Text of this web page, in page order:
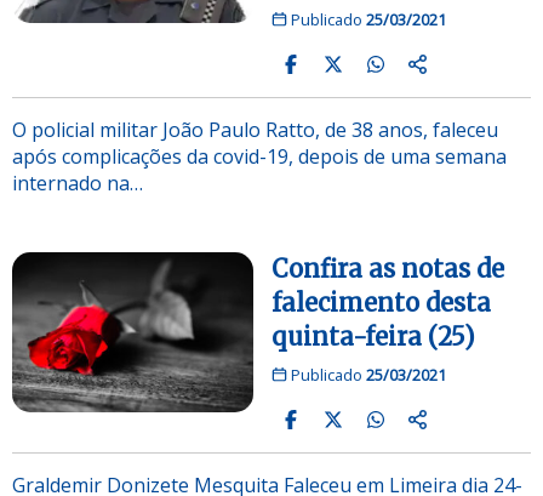
Publicado 25/03/2021
O policial militar João Paulo Ratto, de 38 anos, faleceu
após complicações da covid-19, depois de uma semana
internado na…
Confira as notas de
falecimento desta
quinta-feira (25)
Publicado 25/03/2021
Graldemir Donizete Mesquita Faleceu em Limeira dia 24-